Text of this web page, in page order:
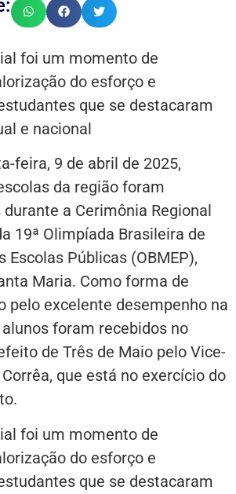
foi um momento de
do esforço e
que se destacaram
e nacional
feira, 9 de abril de 2025,
da região foram
a Cerimônia Regional
19ª Olimpíada Brasileira de
Escolas Públicas (OBMEP),
Maria. Como forma de
pelo excelente desempenho na
foram recebidos no
de Três de Maio pelo Vice-
que está no exercício do
foi um momento de
do esforço e
que se destacaram